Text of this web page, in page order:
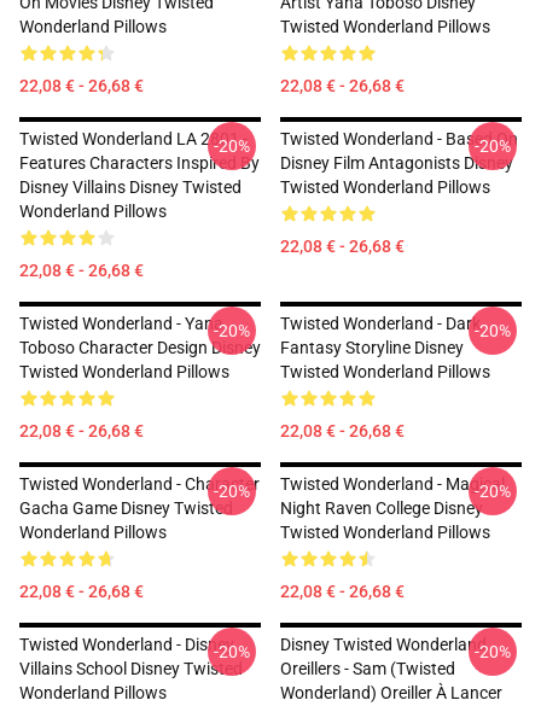
Wonderland Pillows
22,08 € - 26,68 €
Twisted Wonderland Pillows
22,08 € - 26,68 €
Twisted Wonderland LA 2801 -
Features Characters Inspired By
Disney Villains Disney Twisted
Wonderland Pillows
22,08 € - 26,68 €
-20%
Twisted Wonderland - Based On
Disney Film Antagonists Disney
Twisted Wonderland Pillows
22,08 € - 26,68 €
-20%
Twisted Wonderland - Yana
Toboso Character Design Disney
Twisted Wonderland Pillows
22,08 € - 26,68 €
-20%
Twisted Wonderland - Dark
Fantasy Storyline Disney
Twisted Wonderland Pillows
22,08 € - 26,68 €
-20%
Twisted Wonderland - Character
Gacha Game Disney Twisted
Wonderland Pillows
22,08 € - 26,68 €
-20%
Twisted Wonderland - Magical
Night Raven College Disney
Twisted Wonderland Pillows
22,08 € - 26,68 €
-20%
Twisted Wonderland - Disney
Villains School Disney Twisted
Wonderland Pillows
-20%
Disney Twisted Wonderland
Oreillers - Sam (Twisted
Wonderland) Oreiller À Lancer
-20%